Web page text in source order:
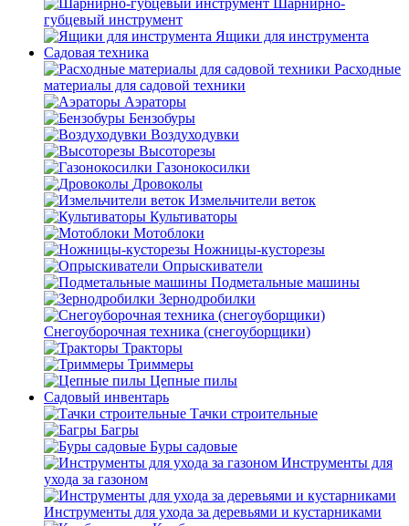
Шарнирно-
губцевый инструмент
Ящики для инструмента
Садовая техника
Расходные
материалы для садовой техники
Аэраторы
Бензобуры
Воздуходувки
Высоторезы
Газонокосилки
Дровоколы
Измельчители веток
Культиваторы
Мотоблоки
Ножницы-кусторезы
Опрыскиватели
Подметальные машины
Зернодробилки
Снегоуборочная техника (снегоуборщики)
Тракторы
Триммеры
Цепные пилы
Садовый инвентарь
Тачки строительные
Багры
Буры садовые
Инструменты для
ухода за газоном
Инструменты для ухода за деревьями и кустарниками